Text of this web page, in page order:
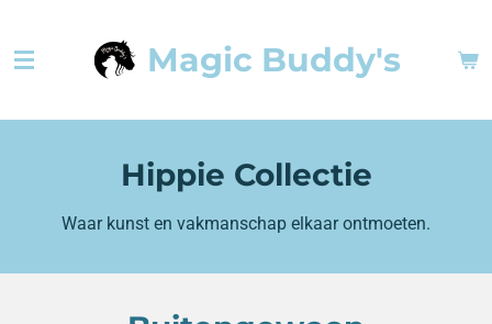
direct
naar
Magic Buddy's
Hippie Collectie
Waar kunst en vakmanschap elkaar ontmoeten.